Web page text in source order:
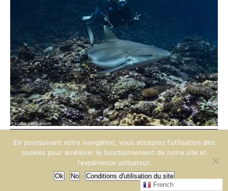
En poursuivant votre navigation, vous acceptez l'utilisation des
cookies pour améliorer le fonctionnement de notre site et
l'expérience utilisateur.
Ok No
Conditions d'utilisation du site
French